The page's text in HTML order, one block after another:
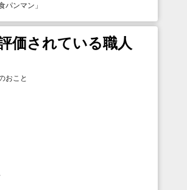
パンマン 」
価されている職人
おこと